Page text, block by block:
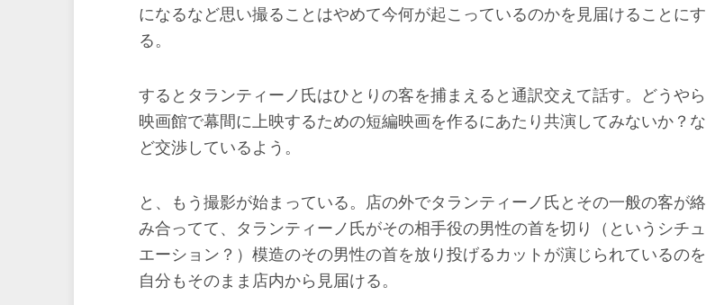
になるなど思い撮ることはやめて今何が起こっているのかを見届けることにす
る。
するとタランティーノ氏はひとりの客を捕まえると通訳交えて話す。どうやら
映画館で幕間に上映するための短編映画を作るにあたり共演してみないか？な
ど交渉しているよう。
と、もう撮影が始まっている。店の外でタランティーノ氏とその一般の客が絡
み合ってて、タランティーノ氏がその相手役の男性の首を切り（というシチュ
エーション？）模造のその男性の首を放り投げるカットが演じられているのを
自分もそのまま店内から見届ける。